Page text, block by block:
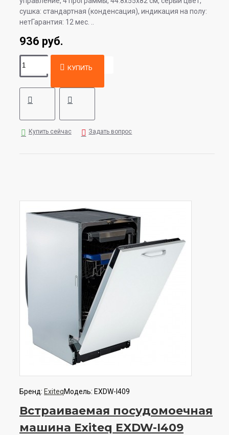
сушка: стандартная (конденсация), индикация на полу:
нетГарантия: 12 мес. ..
936 руб.
КУПИТЬ
Купить сейчас Задать вопрос
Бренд: ExiteqМодель: EXDW-I409
Встраиваемая посудомоечная
машина Exiteq EXDW-I409